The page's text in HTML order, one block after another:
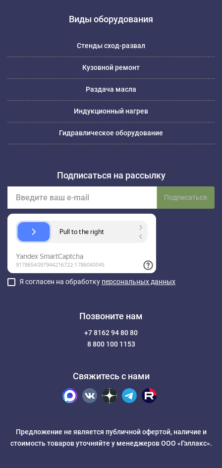
Виды оборудования
Стенды сход-развал
Кузовной ремонт
Раздача масла
Индукционный нагрев
Гидравлическое оборудование
Подписаться на рассылку
Подписаться
Я согласен на обработку персональных данных
Позвоните нам
+7 8162 94 80 80
8 800 100 1153
Свяжитесь с нами
Предложение не является публичной офертой, наличие и
стоимость товаров уточняйте у менеджеров ООО «Гэллакс».